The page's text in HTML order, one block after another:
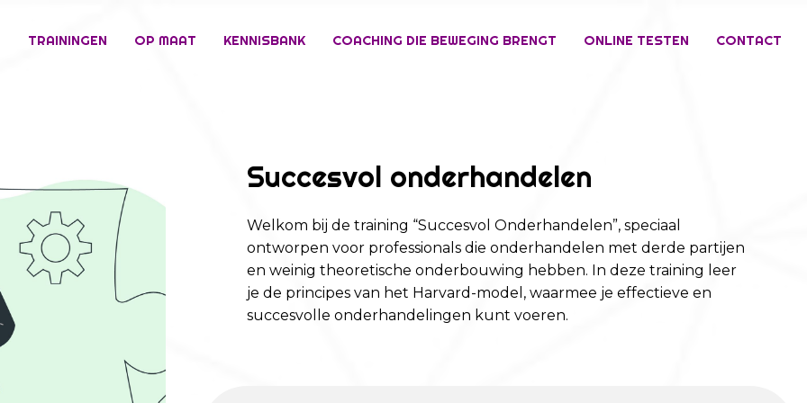
TRAININGEN OP MAAT KENNISBANK COACHING DIE BEWEGING BRENGT ONLINE TESTEN CONTACT
Succesvol onderhandelen
Welkom bij de training “Succesvol Onderhandelen”, speciaal
ontworpen voor professionals die onderhandelen met derde partijen
en weinig theoretische onderbouwing hebben. In deze training leer
je de principes van het Harvard-model, waarmee je effectieve en
succesvolle onderhandelingen kunt voeren.